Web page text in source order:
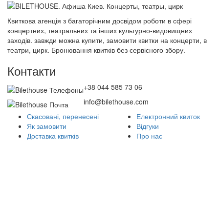
Квиткова агенція з багаторічним досвідом роботи в сфері
концертних, театральних та інших культурно-видовищних
заходів. завжди можна купити, замовити квитки на концерти, в
театри, цирк. Бронювання квитків без сервісного збору.
Контакти
+38 044 585 73 06
info@bilethouse.com
Скасовані, перенесені
Як замовити
Доставка квитків
Електронний квиток
Відгуки
Про нас